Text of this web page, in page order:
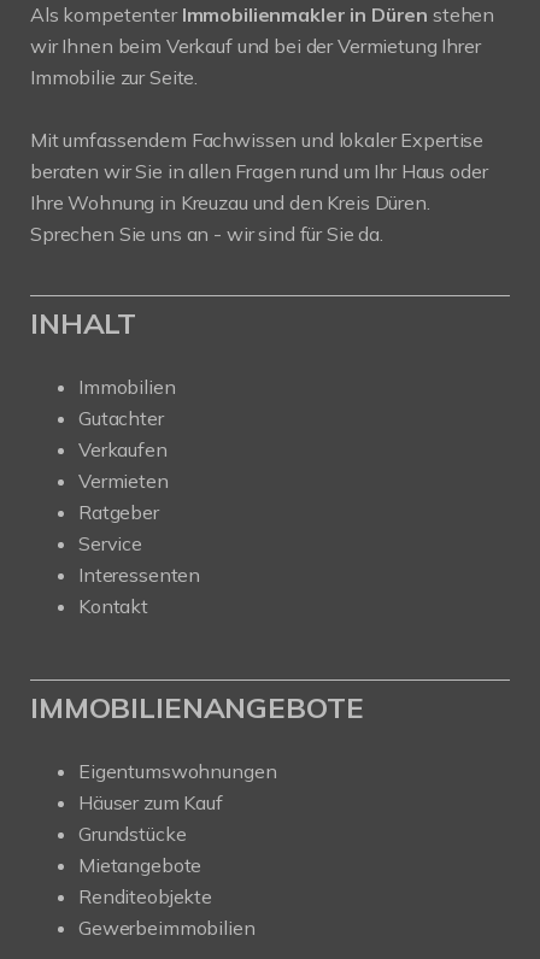
Als kompetenter Immobilienmakler in Düren stehen
wir Ihnen beim Verkauf und bei der Vermietung Ihrer
Immobilie zur Seite.
Mit umfassendem Fachwissen und lokaler Expertise
beraten wir Sie in allen Fragen rund um Ihr Haus oder
Ihre Wohnung in Kreuzau und den Kreis Düren.
Sprechen Sie uns an - wir sind für Sie da.
INHALT
Immobilien
Gutachter
Verkaufen
Vermieten
Ratgeber
Service
Interessenten
Kontakt
IMMOBILIENANGEBOTE
Eigentumswohnungen
Häuser zum Kauf
Grundstücke
Mietangebote
Renditeobjekte
Gewerbeimmobilien